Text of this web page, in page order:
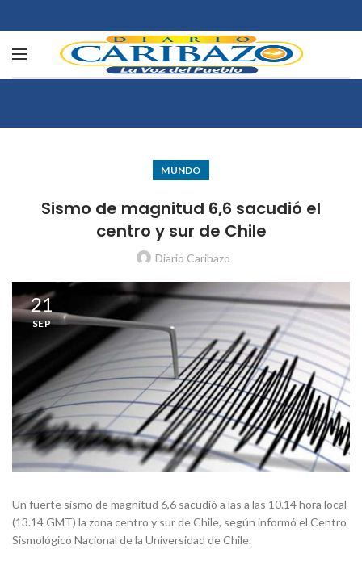
MUNDO
Sismo de magnitud 6,6 sacudió el
centro y sur de Chile
Diario Caribazo
21
SEP
Un fuerte sismo de magnitud 6,6 sacudió a las a las 10.14 hora local
(13.14 GMT) la zona centro y sur de Chile, según informó el Centro
Sismológico Nacional de la Universidad de Chile.